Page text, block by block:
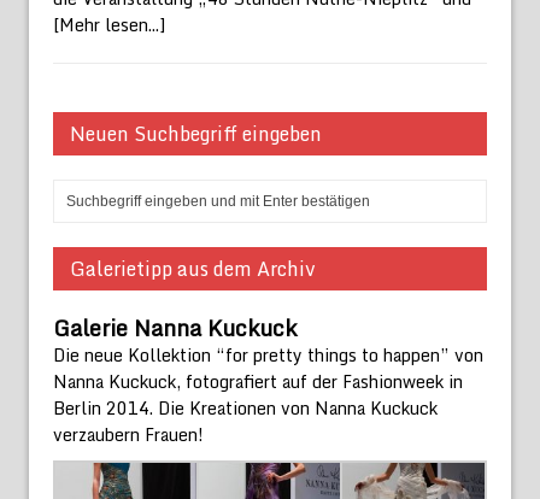
[Mehr lesen...]
Neuen Suchbegriff eingeben
Galerietipp aus dem Archiv
Galerie Nanna Kuckuck
Die neue Kollektion “for pretty things to happen” von
Nanna Kuckuck, fotografiert auf der Fashionweek in
Berlin 2014. Die Kreationen von Nanna Kuckuck
verzaubern Frauen!